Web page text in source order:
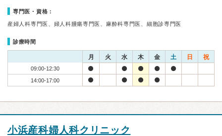
専門医・資格：
産婦人科専門医、婦人科腫瘍専門医、麻酔科専門医、細胞診専門医
診療時間
月 火 水 木 金 土 日 祝
09:00-12:30
14:00-17:00
小浜産科婦人科クリニック